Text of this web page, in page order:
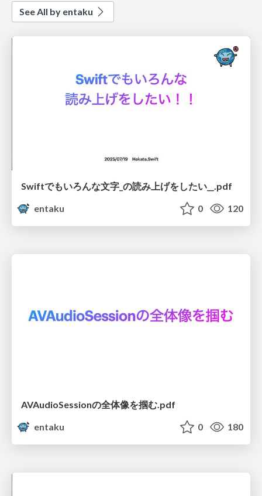
See All by entaku
Swiftでもいろんな文字_の読み上げをしたい__.pdf
entaku
0 120
AVAudioSessionの全体像を掴む.pdf
entaku
0 180